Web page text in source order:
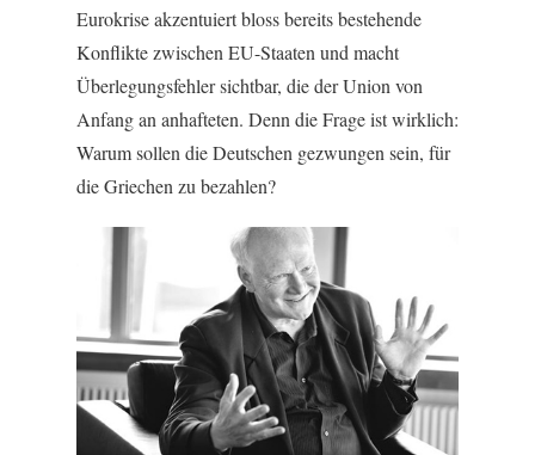
Eurokrise akzentuiert bloss bereits bestehende
Konflikte zwischen EU-Staaten und macht
Überlegungsfehler sichtbar, die der Union von
Anfang an anhafteten. Denn die Frage ist wirklich:
Warum sollen die Deutschen gezwungen sein, für
die Griechen zu bezahlen?